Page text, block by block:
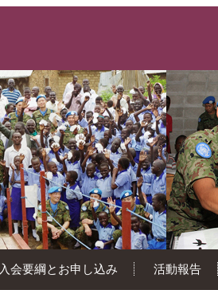
入会要綱とお申し込み 活動報告